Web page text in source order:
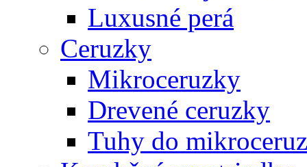
Luxusné perá
Ceruzky
Mikroceruzky
Drevené ceruzky
Tuhy do